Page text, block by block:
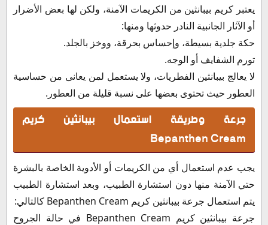
يعتبر كريم بيبانثين من الكريمات الآمنة، ولكن لها بعض الأضرار
أو الآثار الجانبية النادر حدوثها ومنها:
حكة جلدية بسيطة، وإحساس بحرقة، ووخز بالجلد.
تورم الشفايف أو الوجه.
لا يعالج بيبانثين الفطريات، ولا يستعمل لمن يعانى من حساسية
العطور حيث تحتوى بعضها على نسبة قليلة من العطور.
جرعة وطريقة استعمال بيبانثين كريم
Bepanthen Cream
يجب عدم استعمال أي من الكريمات أو الأدوية الخاصة بالبشرة
حتي الآمنة منها دون استشارة الطبيب، وبعد استشارة الطبيب
يتم استعمال جرعة بيبانثين كريم Bepanthen Cream كالتالي:
جرعة بيبانثين كريم Bepanthen Cream في حالة الجروح